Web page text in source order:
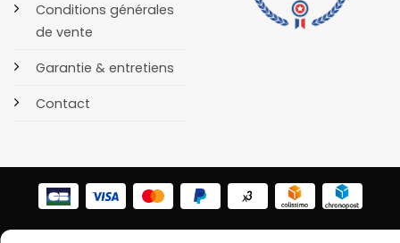
Conditions générales
de vente
Garantie & entretiens
Contact